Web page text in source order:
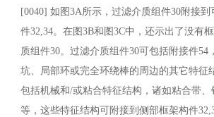
[0040] 如图3A所示，过滤介质组件30附接
件32,34。在图3B和图3C中，还示出了没有
质组件30。过滤介质组件30可包括附接件54
坑、局部环或完全环绕棒的周边的其它特征
包括机械和/或粘合特征结构，诸如粘合带
等，这些特征结构可附接到侧部框架构件